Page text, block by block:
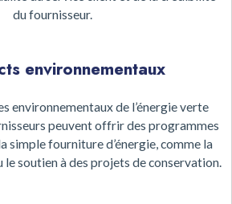
du fournisseur.
environnementaux
environnementaux de l’énergie verte
peuvent offrir des programmes
simple fourniture d’énergie, comme la
le soutien à des projets de conservation.